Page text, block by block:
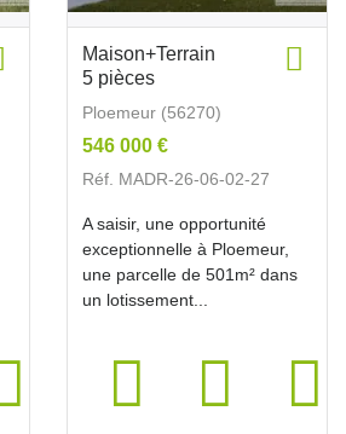
Maison+Terrain
5 pièces
Ploemeur (56270)
546 000 €
Réf. MADR-26-06-02-27
A saisir, une opportunité
exceptionnelle à Ploemeur,
une parcelle de 501m² dans
un lotissement...